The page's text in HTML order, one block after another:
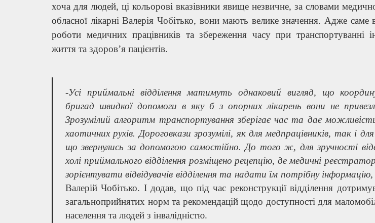
хоча для людей, ці кольорові вказівники явище незвичне, за словами
обласної лікарні Валерія Чобітько, вони мають велике значення. Адже саме
роботи медичних працівників та збереження часу при транспортуванні
життя та здоров’я пацієнтів.
-Усі приймальні відділення матимуть однаковий вигляд, що
бригад швидкої допомоги в яку б з опорних лікарень вони не
Зрозумілий алгоритм транспортування зберігає час та дає
хаотичних рухів. Дороговкази зрозумілі, як для медпрацівників, так і
що звернулись за допомогою самостійно. До того ж, для зручності
холі приймального відділення розміщено рецепцію, де медичні
зорієнтувати відвідувачів відділення та надати їм потрібну інформацію,
Валерій Чобітько. І додав, що під час реконструкції відділення
загальноприйнятих норм та рекомендацій щодо доступності для
населення та людей з інвалідністю.